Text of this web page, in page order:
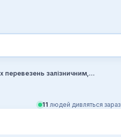
Наказ МОУ № 595 — Положення з військових перевезень залізничним, морським, річковим та повітряним транспортом
11 людей дивляться зараз